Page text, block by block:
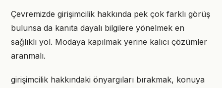
Çevremizde girişimcilik hakkında pek çok farklı görüş
bulunsa da kanıta dayalı bilgilere yönelmek en
sağlıklı yol. Modaya kapılmak yerine kalıcı çözümler
aranmalı.
girişimcilik hakkındaki önyargıları bırakmak, konuya